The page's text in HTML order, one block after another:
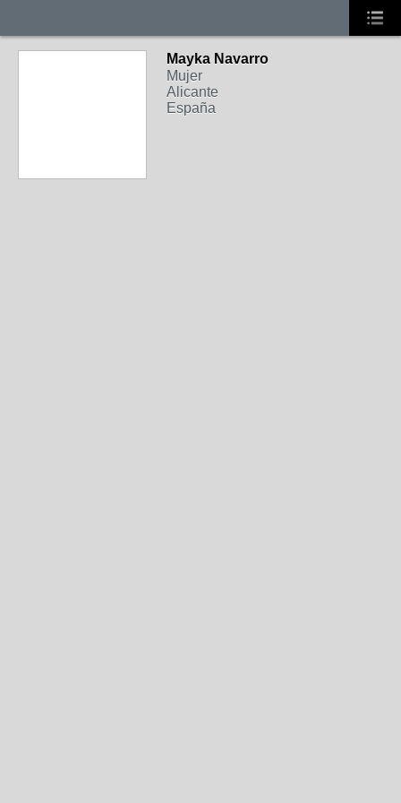
Mayka Navarro
Mujer
Alicante
España